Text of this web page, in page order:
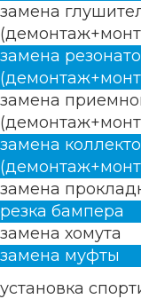
замена
замена
замена
замена
замена
резка бампера
замена хомута
замена муфты
установка